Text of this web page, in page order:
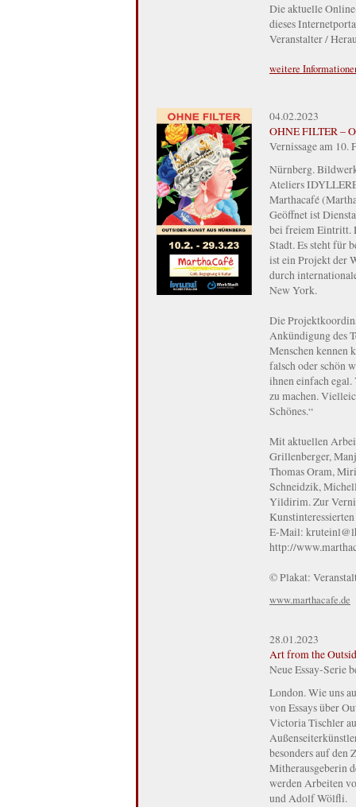
Die aktuelle
dieses
Veranstalter /
weitere
04.02.2023
OHNE FILTER –
Vernissage am 10.
Nürnberg.
Ateliers
Marthacafé
Geöffnet ist
bei freiem Eintritt.
Stadt. Es steht für
ist ein Projekt der
durch
New York.
Die
Ankündigung des
Menschen kennen
falsch oder schön
ihnen einfach
zu machen.
Schönes.“
Mit aktuellen
Grillenberger,
Thomas Oram,
Schneidzik,
Yildirim. Zur
E-Mail:
http://
© Plakat:
www.marthacafe.de
28.01.2023
Art from the
Neue Essay-Serie
London. Wie uns
von Essays über
Victoria Tischler
besonders auf den
Mitherausgeberin
werden Arbeiten
und Adolf Wölfli.